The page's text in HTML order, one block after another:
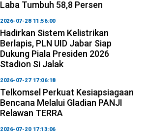
Laba Tumbuh 58,8 Persen
2026-07-28 11:56:00
Hadirkan Sistem Kelistrikan
Berlapis, PLN UID Jabar Siap
Dukung Piala Presiden 2026
Stadion Si Jalak
2026-07-27 17:06:18
Telkomsel Perkuat Kesiapsiagaan
Bencana Melalui Gladian PANJI
Relawan TERRA
2026-07-20 17:13:06